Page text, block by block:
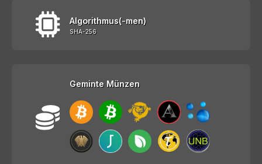
Algorithmus(-men)
SHA-256
Geminte Münzen